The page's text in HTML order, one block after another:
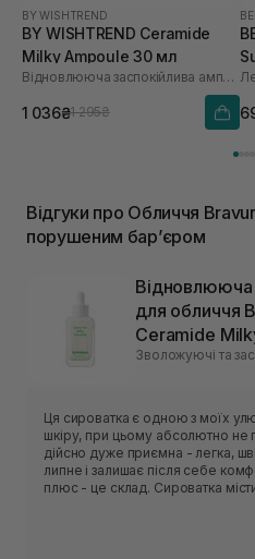
BY WISHTREND
BY WISHTREND Ceramide
Milky Ampoule 30 мл
Відновлююча заспокійлива ампула для обличчя
1 036₴1 295₴
Відгуки про Обличчя
порушеним барʼєром
Відновлююча
для обличчя
Ceramide
Зволожуючі та
Ця сироватка є одною з моїх
шкіру, при цьому абсолютно не
дійсно дуже приємна - легка, швидко поглинається, не
липне і залишає після себе
плюс - це склад. Сироватка